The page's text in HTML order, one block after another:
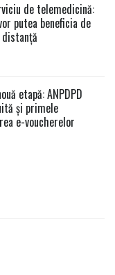
de telemedicină:
putea beneficia de
etapă: ANPDPD
și primele
e-voucherelor